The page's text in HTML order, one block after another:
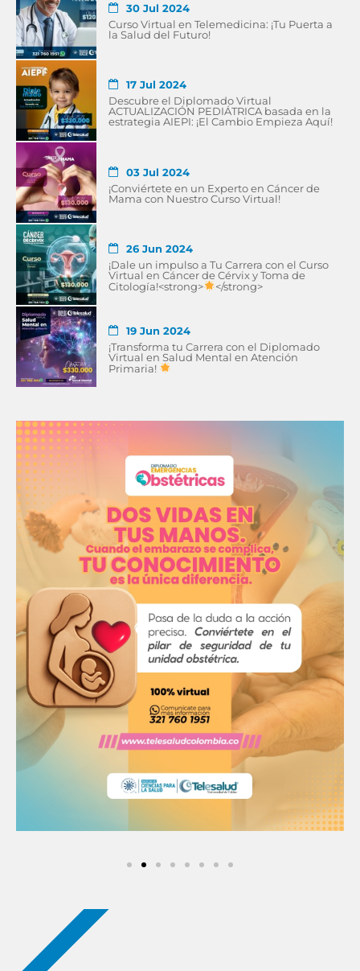
30 Jul 2024
Curso Virtual en Telemedicina: ¡Tu Puerta a
la Salud del Futuro!
17 Jul 2024
Descubre el Diplomado Virtual
ACTUALIZACIÓN PEDIÁTRICA basada en la
estrategia AIEPI: ¡El Cambio Empieza Aquí!
03 Jul 2024
¡Conviértete en un Experto en Cáncer de
Mama con Nuestro Curso Virtual!
26 Jun 2024
¡Dale un impulso a Tu Carrera con el Curso
Virtual en Cáncer de Cérvix y Toma de
Citología!<strong>
</strong>
19 Jun 2024
¡Transforma tu Carrera con el Diplomado
Virtual en Salud Mental en Atención
Primaria!
NUEVOS PODCAST